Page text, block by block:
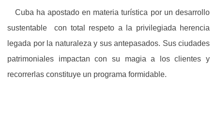
Cuba ha apostado en materia turística por un desarrollo
sustentable con total respeto a la privilegiada herencia
legada por la naturaleza y sus antepasados. Sus ciudades
patrimoniales impactan con su magia a los clientes y
recorrerlas constituye un programa formidable.